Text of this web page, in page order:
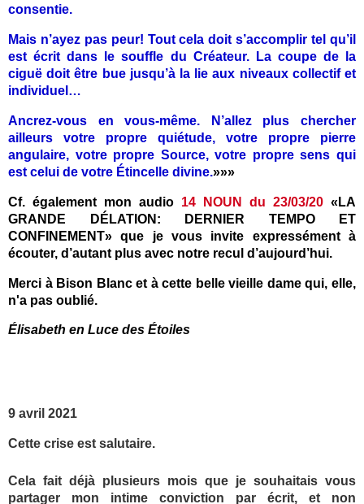
consentie.
Mais n’ayez pas peur! Tout cela doit s’accomplir tel qu’il
est écrit dans le souffle du Créateur. La coupe de la
ciguë doit être bue jusqu’à la lie aux niveaux collectif et
individuel…
Ancrez-vous en vous-même. N’allez plus chercher
ailleurs votre propre quiétude, votre propre pierre
angulaire, votre propre Source, votre propre sens qui
est celui de votre Étincelle divine.»»»
Cf. également mon audio 14 NOUN du 23/03/20 «LA
GRANDE DÉLATION: DERNIER TEMPO ET
CONFINEMENT» que je vous invite expressément à
écouter, d’autant plus avec notre recul d’aujourd’hui.
Merci à Bison Blanc et à cette belle vieille dame qui, elle,
n'a pas oublié.
Élisabeth en Luce des Étoiles
9 avril 2021
Cette crise est salutaire.
Cela fait déjà plusieurs mois que je souhaitais vous
partager mon intime conviction par écrit, et non